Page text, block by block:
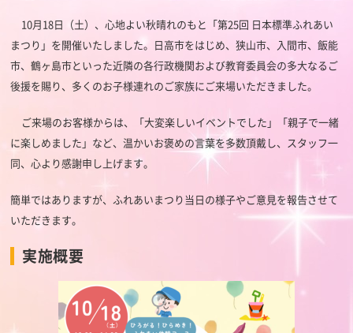
10月 18 日（土）、心地よい秋晴れのもと「第25 回 日本標準ふれあい
まつり」を開催いたしました。日高市をはじめ、狭山市、入間市、飯能
市、鶴ヶ島市といった近隣の各行政機関および教育委員会の多大なるご
後援を賜り、多くのお子様連れのご家族にご来場いただきました。
ご来場のお客様からは、「大変楽しいイベントでした」「親子で一緒
に楽しめました」など、温かいお褒めの言葉を多数頂戴し、スタッフ一
同、心より感謝申し上げます。
簡単ではありますが、ふれあいまつり当日の様子やご意見を報告させて
いただきます。
実施概要